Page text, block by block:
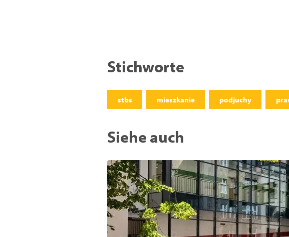
Stichworte
stbs mieszkanie podjuchy
Siehe auch